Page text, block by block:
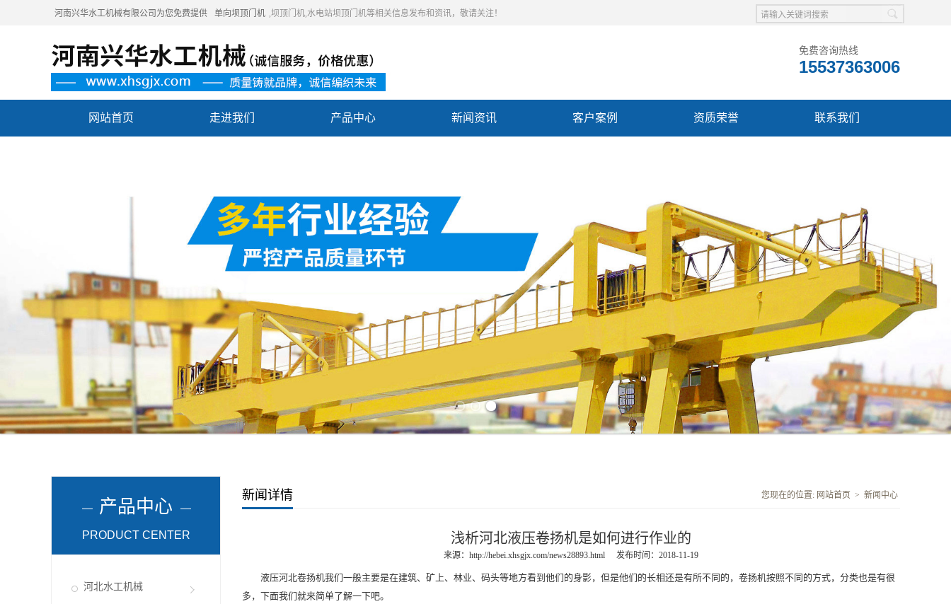
河南兴华水工机械有限公司为您免费提供 单向坝顶门机 ,坝顶门机,水电站坝顶门机等相关信息发布和资讯，敬请关注！
免费咨询热线
15537363006
网站首页 走进我们 产品中心 新闻资讯 客户案例 资质荣誉 联系我们
产品中心
PRODUCT CENTER
河北水工机械
新闻详情 您现在的位置: 网站首页 > 新闻中心
浅析河北液压卷扬机是如何进行作业的
来源： http://hebei.xhsgjx.com/news28893.html 发布时间：2018-11-19
液压河北卷扬机我们一般主要是在建筑、矿上、林业、码头等地方看到他们的身影，但是他们的长相还是有所不同的，卷扬机按照不同的方式，分类也是有很
多，下面我们就来简单了解一下吧。